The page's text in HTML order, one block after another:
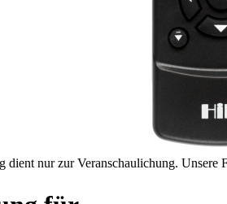
dient nur zur Veranschaulichung. Unsere